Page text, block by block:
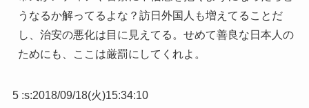
うなるか解ってるよな？訪日外国人も増えてることだ
し、治安の悪化は目に見えてる。せめて善良な日本人の
ためにも、ここは厳罰にしてくれよ。
5 :s:2018/09/18(火)15:34:10